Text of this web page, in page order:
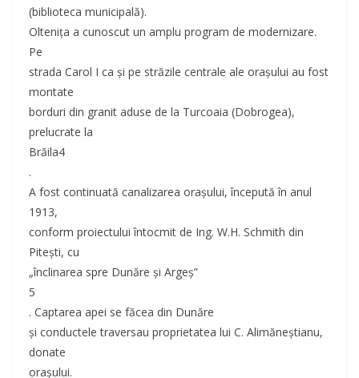
(biblioteca municipală).
Olteniţa a cunoscut un amplu program de modernizare.
Pe
strada Carol I ca şi pe străzile centrale ale oraşului au fost
montate
borduri din granit aduse de la Turcoaia (Dobrogea),
prelucrate la
Brăila4
.
A fost continuată canalizarea orașului, începută în anul
1913,
conform proiectului întocmit de Ing. W.H. Schmith din
Pitești, cu
„înclinarea spre Dunăre şi Argeş”
5
. Captarea apei se făcea din Dunăre
şi conductele traversau proprietatea lui C. Alimăneştianu,
donate
oraşului.